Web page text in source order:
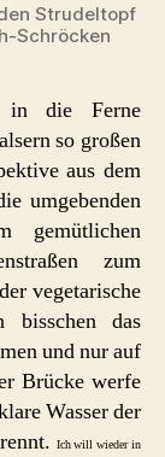
Strudeltopf
Schröcken
in die Ferne
so großen
aus dem
umgebenden
gemütlichen
zum
vegetarische
bisschen das
und nur auf
Brücke werfe
Wasser der
Ich will wieder in